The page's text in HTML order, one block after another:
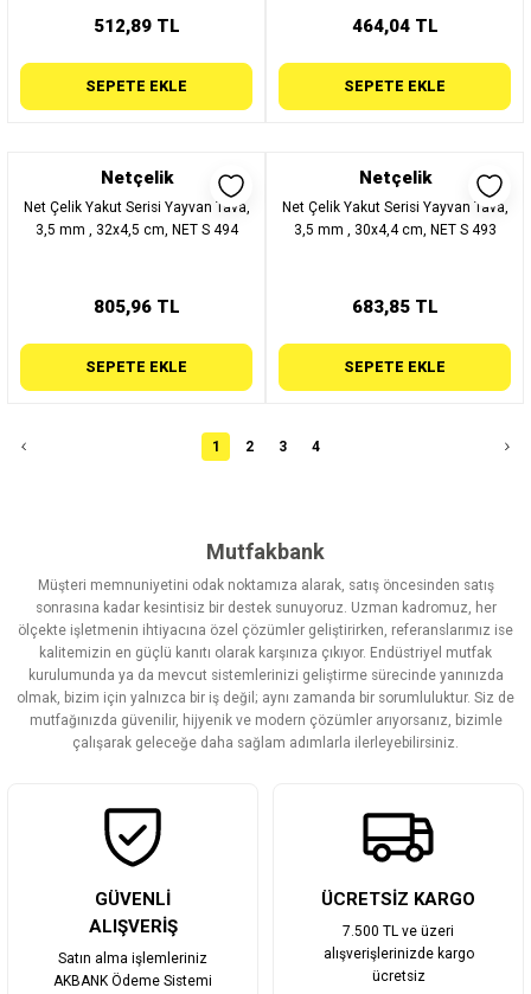
512,89 TL
SEPETE EKLE
464,04 TL
SEPETE EKLE
Netçelik
Net Çelik Yakut Serisi Yayvan Tava,
3,5 mm , 32x4,5 cm, NET S 494
805,96 TL
SEPETE EKLE
Netçelik
Net Çelik Yakut Serisi Yayvan Tava,
3,5 mm , 30x4,4 cm, NET S 493
683,85 TL
SEPETE EKLE
1 2 3 4
Mutfakbank
Müşteri memnuniyetini odak noktamıza alarak, satış öncesinden satış
sonrasına kadar kesintisiz bir destek sunuyoruz. Uzman kadromuz, her
ölçekte işletmenin ihtiyacına özel çözümler geliştirirken, referanslarımız ise
kalitemizin en güçlü kanıtı olarak karşınıza çıkıyor. Endüstriyel mutfak
kurulumunda ya da mevcut sistemlerinizi geliştirme sürecinde yanınızda
olmak, bizim için yalnızca bir iş değil; aynı zamanda bir sorumluluktur. Siz de
mutfağınızda güvenilir, hijyenik ve modern çözümler arıyorsanız, bizimle
çalışarak geleceğe daha sağlam adımlarla ilerleyebilirsiniz.
GÜVENLİ
ALIŞVERİŞ
Satın alma işlemleriniz
AKBANK Ödeme Sistemi
ÜCRETSİZ KARGO
7.500 TL ve üzeri
alışverişlerinizde kargo
ücretsiz